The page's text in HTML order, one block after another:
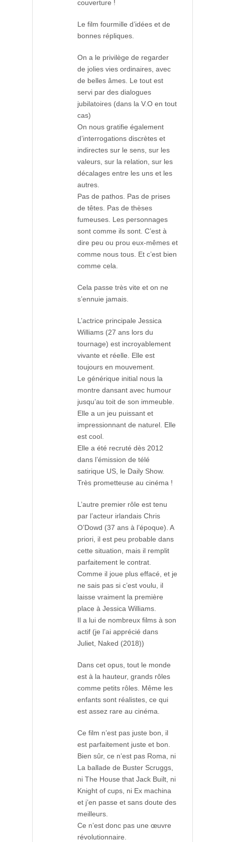
couverture !
Le film fourmille d’idées et de
bonnes répliques.
On a le privilège de regarder
de jolies vies ordinaires, avec
de belles âmes. Le tout est
servi par des dialogues
jubilatoires (dans la V.O en tout
cas)
On nous gratifie également
d’interrogations discrètes et
indirectes sur le sens, sur les
valeurs, sur la relation, sur les
décalages entre les uns et les
autres.
Pas de pathos. Pas de prises
de têtes. Pas de thèses
fumeuses. Les personnages
sont comme ils sont. C’est à
dire peu ou prou eux-mêmes et
comme nous tous. Et c’est bien
comme cela.
Cela passe très vite et on ne
s’ennuie jamais.
L’actrice principale Jessica
Williams (27 ans lors du
tournage) est incroyablement
vivante et réelle. Elle est
toujours en mouvement.
Le générique initial nous la
montre dansant avec humour
jusqu’au toit de son immeuble.
Elle a un jeu puissant et
impressionnant de naturel. Elle
est cool.
Elle a été recruté dès 2012
dans l’émission de télé
satirique US, le Daily Show.
Très prometteuse au cinéma !
L’autre premier rôle est tenu
par l’acteur irlandais Chris
O’Dowd (37 ans à l’époque). A
priori, il est peu probable dans
cette situation, mais il remplit
parfaitement le contrat.
Comme il joue plus effacé, et je
ne sais pas si c’est voulu, il
laisse vraiment la première
place à Jessica Williams.
Il a lui de nombreux films à son
actif (je l’ai apprécié dans
Juliet, Naked (2018))
Dans cet opus, tout le monde
est à la hauteur, grands rôles
comme petits rôles. Même les
enfants sont réalistes, ce qui
est assez rare au cinéma.
Ce film n’est pas juste bon, il
est parfaitement juste et bon.
Bien sûr, ce n’est pas Roma, ni
La ballade de Buster Scruggs,
ni The House that Jack Built, ni
Knight of cups, ni Ex machina
et j’en passe et sans doute des
meilleurs.
Ce n’est donc pas une œuvre
révolutionnaire.